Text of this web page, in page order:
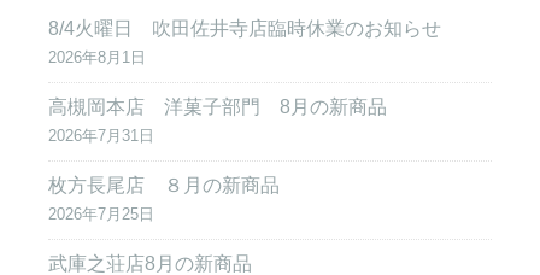
8/4火曜日 吹田佐井寺店臨時休業のお知らせ
2026年8月1日
高槻岡本店 洋菓子部門 8月の新商品
2026年7月31日
枚方長尾店 ８月の新商品
2026年7月25日
武庫之荘店8月の新商品